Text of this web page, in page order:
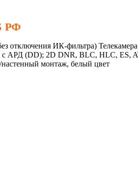
РФ
ИК-фильтра)
с АРД (DD); 2D DNR, BLC, HLC,
монтаж, белый цвет